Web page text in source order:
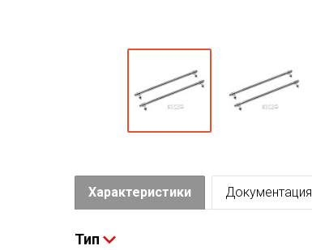
Характеристики Документация
Тип